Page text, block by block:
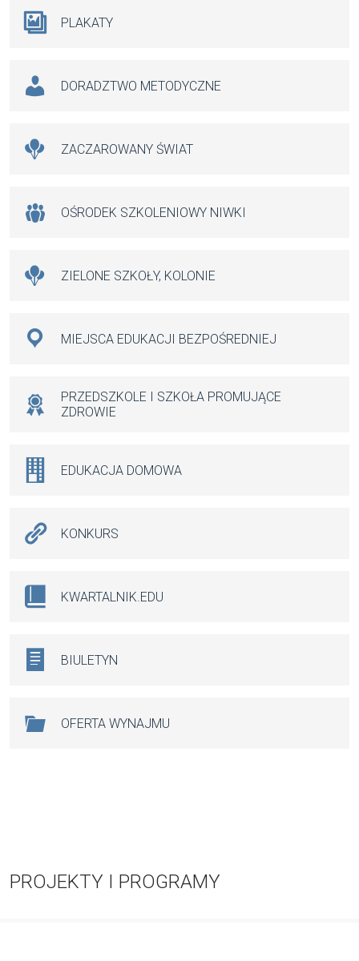
PLAKATY
DORADZTWO METODYCZNE
ZACZAROWANY ŚWIAT
OŚRODEK SZKOLENIOWY NIWKI
ZIELONE SZKOŁY, KOLONIE
MIEJSCA EDUKACJI BEZPOŚREDNIEJ
PRZEDSZKOLE I SZKOŁA PROMUJĄCE
ZDROWIE
EDUKACJA DOMOWA
KONKURS
KWARTALNIK.EDU
BIULETYN
OFERTA WYNAJMU
PROJEKTY I PROGRAMY